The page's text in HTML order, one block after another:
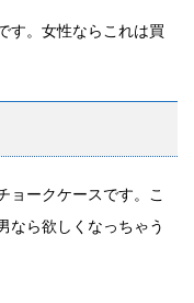
す。女性ならこれは買
ョークケースです。こ
なら欲しくなっちゃう